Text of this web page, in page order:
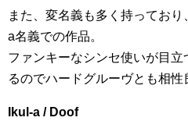
また、変名義も多く持ってお
a名義での作品。
ファンキーなシンセ使いが目
るのでハードグルーヴとも相性
Ikul-a / Doof